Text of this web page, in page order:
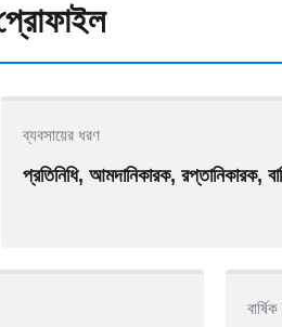
ব্যবসায়ের ধরণ
প্রতিনিধি, আমদানিকারক, রপ্তানিকারক,